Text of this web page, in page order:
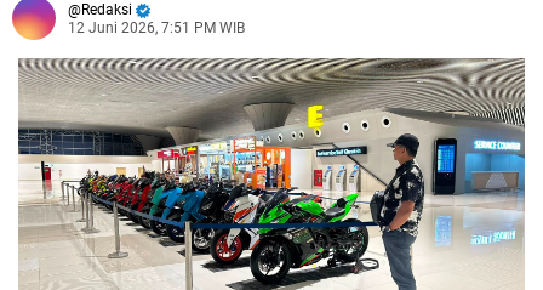
Redaksi
12 Juni 2026, 7:51 PM WIB